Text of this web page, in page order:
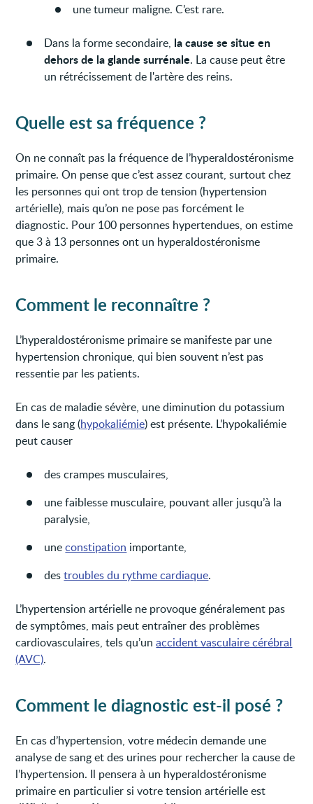
une tumeur maligne. C’est rare.
Dans la forme secondaire, la cause se situe en
dehors de la glande surrénale. La cause peut être
un rétrécissement de l'artère des reins.
Quelle est sa fréquence ?
On ne connaît pas la fréquence de l’hyperaldostéronisme
primaire. On pense que c’est assez courant, surtout chez
les personnes qui ont trop de tension (hypertension
artérielle), mais qu’on ne pose pas forcément le
diagnostic. Pour 100 personnes hypertendues, on estime
que 3 à 13 personnes ont un hyperaldostéronisme
primaire.
Comment le reconnaître ?
L’hyperaldostéronisme primaire se manifeste par une
hypertension chronique, qui bien souvent n’est pas
ressentie par les patients.
En cas de maladie sévère, une diminution du potassium
dans le sang (hypokaliémie) est présente. L’hypokaliémie
peut causer
des crampes musculaires,
une faiblesse musculaire, pouvant aller jusqu’à la
paralysie,
uneconstipation importante,
destroubles du rythme cardiaque.
L’hypertension artérielle ne provoque généralement pas
de symptômes, mais peut entraîner des problèmes
cardiovasculaires, tels qu’unaccident vasculaire cérébral
(AVC).
Comment le diagnostic est-il posé ?
En cas d’hypertension, votre médecin demande une
analyse de sang et des urines pour rechercher la cause de
l’hypertension. Il pensera à un hyperaldostéronisme
primaire en particulier si votre tension artérielle est